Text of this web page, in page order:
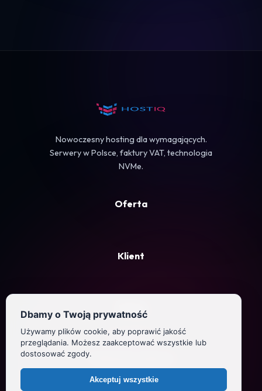
Nowoczesny hosting dla wymagających.
Serwery w Polsce, faktury VAT, technologia
NVMe.
Oferta
Klient
Firma
Regulamin
Polityka prywatności
Dbamy o Twoją prywatność
Używamy plików cookie, aby poprawić jakość
przeglądania. Możesz zaakceptować wszystkie lub
dostosować zgody.
Akceptuj wszystkie